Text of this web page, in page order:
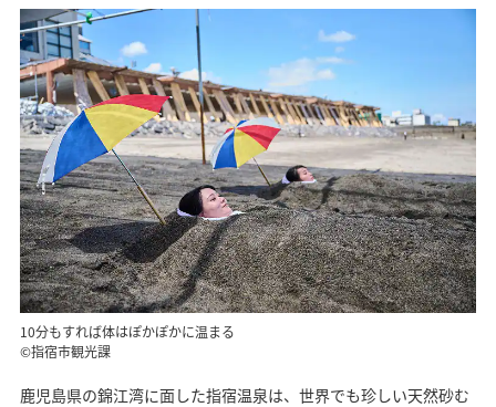
10分もすれば体はぽかぽかに温まる
©指宿市観光課
鹿児島県の錦江湾に面した指宿温泉は、世界でも珍しい天然砂む